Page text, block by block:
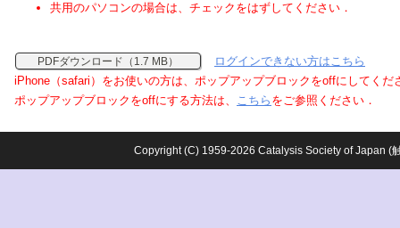
共用のパソコンの場合は、チェックをはずしてください．
PDFダウンロード（1.7 MB）
ログインできない方はこちら
iPhone（safari）をお使いの方は、ポップアップブロックをoffにしてくだ
ポップアップブロックをoffにする方法は、 こちら をご参照ください．
Copyright (C) 1959-2026 Catalysis Society of Japan (